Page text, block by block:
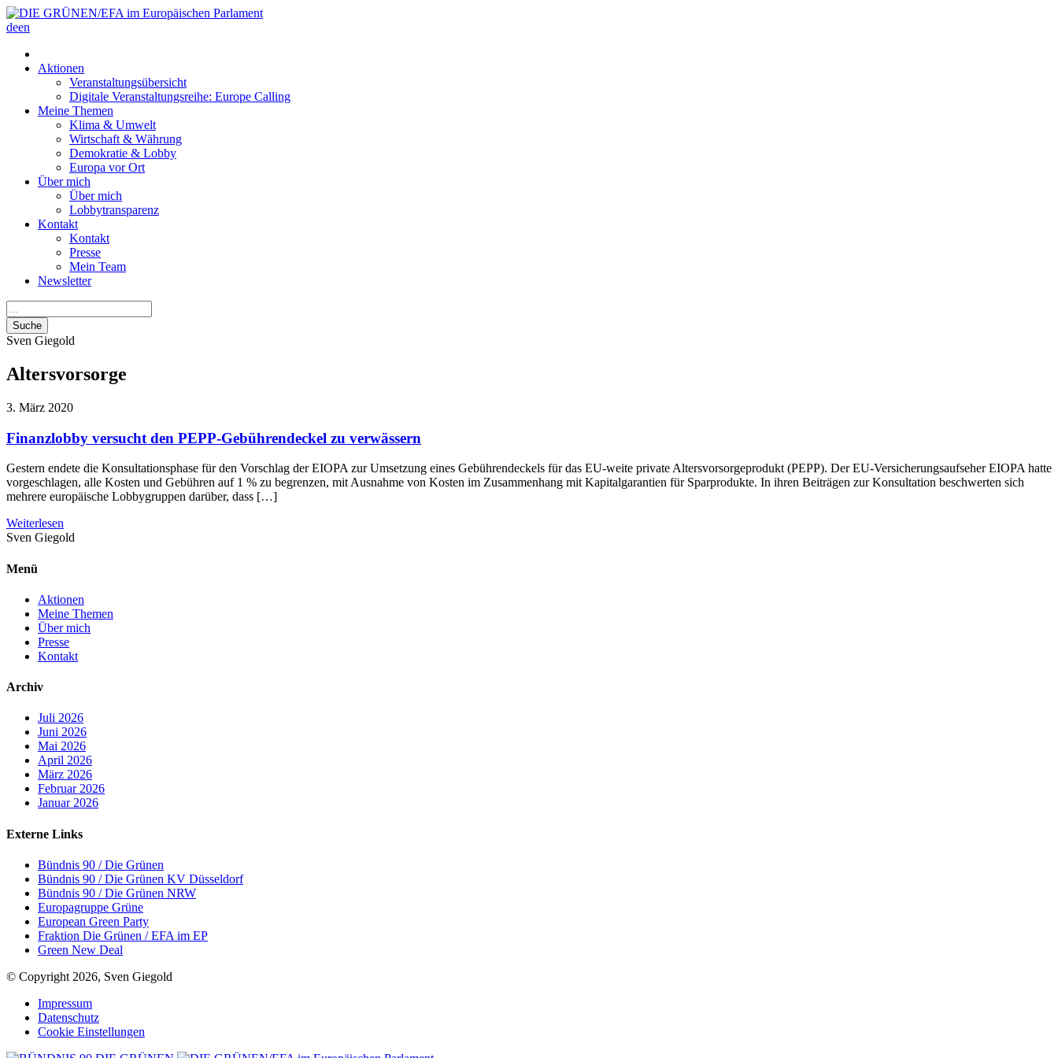
deen
Aktionen
Veranstaltungsübersicht
Digitale Veranstaltungsreihe: Europe Calling
Meine Themen
Klima & Umwelt
Wirtschaft & Währung
Demokratie & Lobby
Europa vor Ort
Über mich
Über mich
Lobbytransparenz
Kontakt
Kontakt
Presse
Mein Team
Newsletter
Suche
Sven Giegold
Altersvorsorge
3. März 2020
Finanzlobby versucht den PEPP-Gebührendeckel zu verwässern
Gestern endete die Konsultationsphase für den Vorschlag der EIOPA zur Umsetzung eines Gebührendeckels für das EU-weite private Altersvorsorgeprodukt (PEPP). Der EU-Versicherungsaufseher EIOPA hatte
vorgeschlagen, alle Kosten und Gebühren auf 1 % zu begrenzen, mit Ausnahme von Kosten im Zusammenhang mit Kapitalgarantien für Sparprodukte. In ihren Beiträgen zur Konsultation beschwerten sich
mehrere europäische Lobbygruppen darüber, dass […]
Weiterlesen
Sven Giegold
Menü
Aktionen
Meine Themen
Über mich
Presse
Kontakt
Archiv
Juli 2026
Juni 2026
Mai 2026
April 2026
März 2026
Februar 2026
Januar 2026
Externe Links
Bündnis 90 / Die Grünen
Bündnis 90 / Die Grünen KV Düsseldorf
Bündnis 90 / Die Grünen NRW
Europagruppe Grüne
European Green Party
Fraktion Die Grünen / EFA im EP
Green New Deal
© Copyright 2026, Sven Giegold
Impressum
Datenschutz
Cookie Einstellungen